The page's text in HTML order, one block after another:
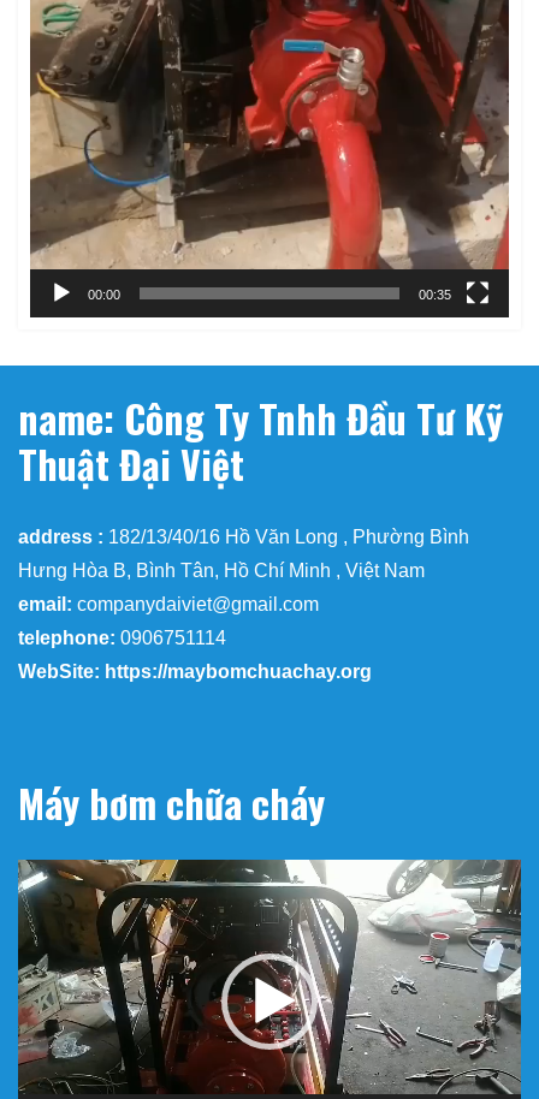
00:00 00:35
name: Công Ty Tnhh Đầu Tư Kỹ
Thuật Đại Việt
address : 182/13/40/16 Hồ Văn Long , Phường Bình
Hưng Hòa B, Bình Tân, Hồ Chí Minh , Việt Nam
email: companydaiviet@gmail.com
telephone: 0906751114
WebSite: https://maybomchuachay.org
Máy bơm chữa cháy
Trình
chơi
Video